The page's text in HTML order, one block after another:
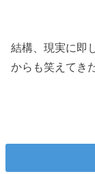
結構、現実に即
からも笑えてき